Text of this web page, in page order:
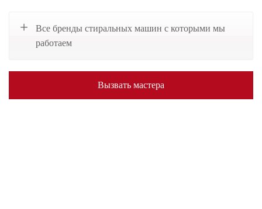
Все бренды стиральных машин с которыми мы
работаем
Вызвать мастера